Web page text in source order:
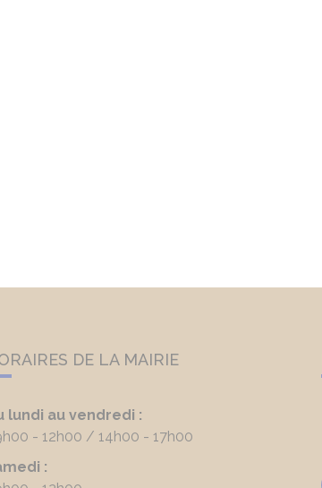
DE LA MAIRIE
lundi au vendredi :
- 12h00
14h00 - 17h00
: